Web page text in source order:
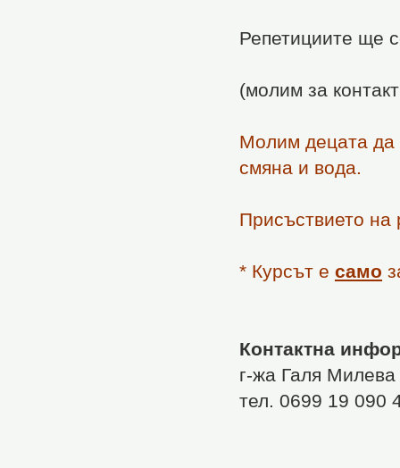
Репетициите ще
(молим за
Молим децата да
смяна и вода.
Присъствието
* Курсът е само
Контактна
г-жа Галя Милева
тел. 0699 19 090